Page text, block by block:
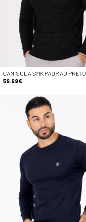
CAMISOLA SMK PADRAO PRETO
59.99€